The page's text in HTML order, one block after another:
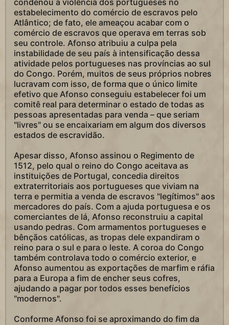
condenou a violência dos portugueses no
estabelecimento do comércio de escravos pelo
Atlântico; de fato, ele ameaçou acabar com o
comércio de escravos que operava em terras sob
seu controle. Afonso atribuiu a culpa pela
instabilidade de seu país à intensificação dessa
atividade pelos portugueses nas províncias ao sul
do Congo. Porém, muitos de seus próprios nobres
lucravam com isso, de forma que o único limite
efetivo que Afonso conseguiu estabelecer foi um
comitê real para determinar o estado de todas as
pessoas apresentadas para venda – que seriam
"livres" ou se encaixariam em algum dos diversos
estados de escravidão.
Apesar disso, Afonso assinou o Regimento de
1512, pelo qual o reino do Congo aceitava as
instituições de Portugal, concedia direitos
extraterritoriais aos portugueses que viviam na
terra e permitia a venda de escravos "legítimos" aos
mercadores do país. Com a ajuda portuguesa e os
comerciantes de lá, Afonso reconstruiu a capital
usando pedras. Com armamentos portugueses e
bênçãos católicas, as tropas dele expandiram o
reino para o sul e para o leste. A coroa do Congo
também controlava todo o comércio exterior, e
Afonso aumentou as exportações de marfim e ráfia
para a Europa a fim de encher seus cofres,
ajudando a pagar por todos esses benefícios
"modernos".
Conforme Afonso foi se aproximando do fim da